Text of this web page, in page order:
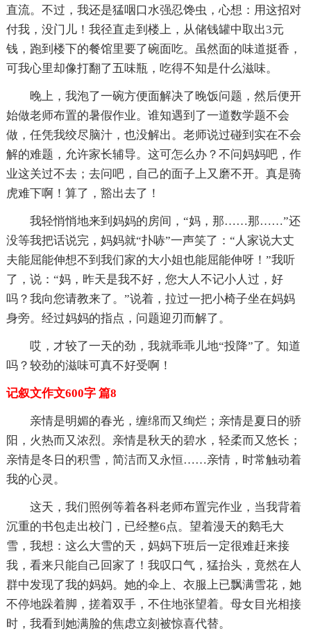
直流。不过，我还是猛咽口水强忍馋虫，心想：用这招对
付我，没门儿！我径直走到楼上，从储钱罐中取出3元
钱，跑到楼下的餐馆里要了碗面吃。虽然面的味道挺香，
可我心里却像打翻了五味瓶，吃得不知是什么滋味。
晚上，我泡了一碗方便面解决了晚饭问题，然后便开
始做老师布置的暑假作业。谁知遇到了一道数学题不会
做，任凭我绞尽脑汁，也没解出。老师说过碰到实在不会
解的难题，允许家长辅导。这可怎么办？不问妈妈吧，作
业这关过不去；去问吧，自己的面子上又磨不开。真是骑
虎难下啊！算了，豁出去了！
我轻悄悄地来到妈妈的房间，“妈，那……那……”还
没等我把话说完，妈妈就“扑哧”一声笑了：“人家说大丈
夫能屈能伸想不到我们家的大小姐也能屈能伸呀！”我听
了，说：“妈，昨天是我不好，您大人不记小人过，好
吗？我向您请教来了。”说着，拉过一把小椅子坐在妈妈
身旁。经过妈妈的指点，问题迎刃而解了。
哎，才较了一天的劲，我就乖乖儿地“投降”了。知道
吗？较劲的滋味可真不好受啊！
记叙文作文600字 篇8
亲情是明媚的春光，缠绵而又绚烂；亲情是夏日的骄
阳，火热而又浓烈。亲情是秋天的碧水，轻柔而又悠长；
亲情是冬日的积雪，简洁而又永恒……亲情，时常触动着
我的心灵。
这天，我们照例等着各科老师布置完作业，当我背着
沉重的书包走出校门，已经整6点。望着漫天的鹅毛大
雪，我想：这么大雪的天，妈妈下班后一定很难赶来接
我，看来只能自己回家了！我叹口气，猛抬头，竟然在人
群中发现了我的妈妈。她的伞上、衣服上已飘满雪花，她
不停地跺着脚，搓着双手，不住地张望着。母女目光相接
时，我看到她满脸的焦虑立刻被惊喜代替。